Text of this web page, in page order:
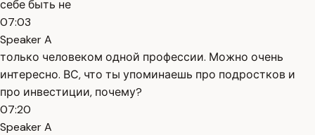
себе быть не
07:03
Speaker A
только человеком одной профессии. Можно очень
интересно. ВС, что ты упоминаешь про подростков и
про инвестиции, почему?
07:20
Speaker A